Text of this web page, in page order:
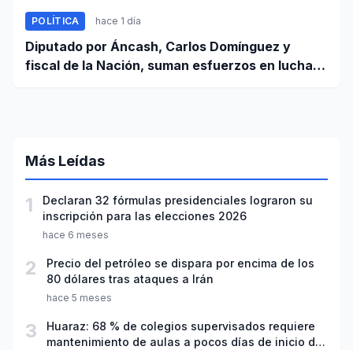
POLÍTICA hace 1 día
Diputado por Áncash, Carlos Domínguez y
fiscal de la Nación, suman esfuerzos en lucha
Más Leídas
1
Declaran 32 fórmulas presidenciales lograron su
inscripción para las elecciones 2026
hace 6 meses
2
Precio del petróleo se dispara por encima de los
80 dólares tras ataques a Irán
hace 5 meses
3
Huaraz: 68 % de colegios supervisados requiere
mantenimiento de aulas a pocos días de inicio del